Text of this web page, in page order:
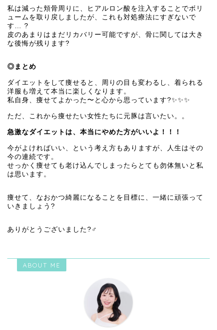
私は減った頬骨周りに、ヒアルロン酸を注入することでボリ
ュームを取り戻しましたが、これも対処療法にすぎないで
す… ?
皮のあまりはまだリカバリー可能ですが、骨に関しては大き
な後悔が残ります?
◎まとめ
ダイエットをして痩せると、周りの目も変わるし、着られる
洋服も増えて本当に楽しくなります。
私自身、痩せてよかった〜と心から思っています?✨✨✨
ただ、これから痩せたい女性たちに元豚は言いたい。。
急激なダイエットは、本当にやめた方がいいよ！！！
今がよければいい、という考え方もありますが、人生はその
今の連続です。
せっかく痩せても老け込んでしまったらとても勿体無いと私
は思います。
痩せて、なおかつ綺麗になることを目標に、一緒に頑張って
いきましょう?
ありがとうございました?‍♂️
ABOUT ME